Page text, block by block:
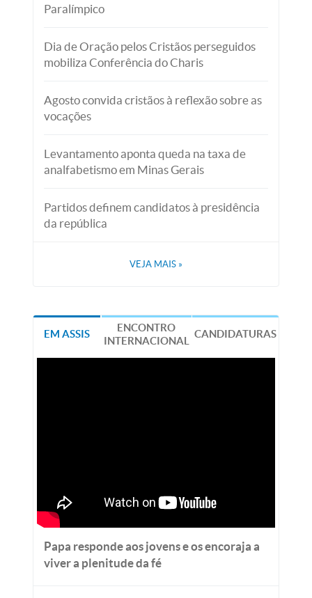
Paralímpico
Dia de Oração pelos Cristãos perseguidos
mobiliza Conferência do Charis
Agosto convida cristãos à reflexão sobre as
vocações
Levantamento aponta queda na taxa de
analfabetismo em Minas Gerais
Partidos definem candidatos à presidência
da república
VEJA MAIS »
EM ASSIS
ENCONTRO
INTERNACIONAL
CANDIDATURAS
Papa responde aos jovens e os encoraja a
viver a plenitude da fé